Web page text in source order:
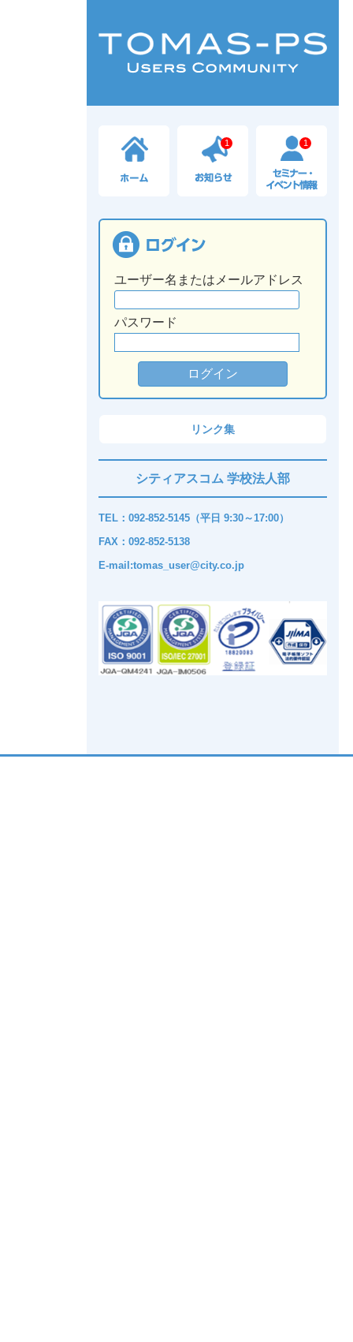
1 1
ユーザー名またはメールアドレス
パスワード
リンク集
シティアスコム 学校法人部
TEL：092-852-5145（平日 9:30～17:00）
FAX：092-852-5138
E-mail:tomas_user@city.co.jp